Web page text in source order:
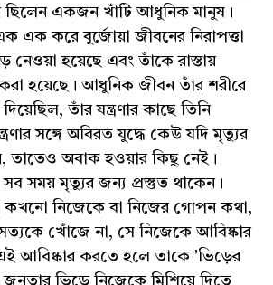
ছিলেন একজন খাঁটি আধুনিক মানুষ।
এক করে বুর্জোয়া জীবনের নিরাপত্তা
নেওয়া হয়েছে এবং তাঁকে রাস্তায়
হয়েছে। আধুনিক জীবন তাঁর শরীরে
তাঁর যন্ত্রণার কাছে তিনি
সঙ্গে অবিরত যুদ্ধে কেউ যদি মৃত্যুর
তাতেও অবাক হওয়ার কিছু নেই।
সময় মৃত্যুর জন্য প্রস্তুত থাকেন।
নিজেকে বা নিজের গোপন কথা,
খোঁজে না, সে নিজেকে আবিষ্কার
আবিষ্কার করতে হলে তাকে 'ভিড়ের
ভিড়ে নিজেকে মিশিয়ে দিতে